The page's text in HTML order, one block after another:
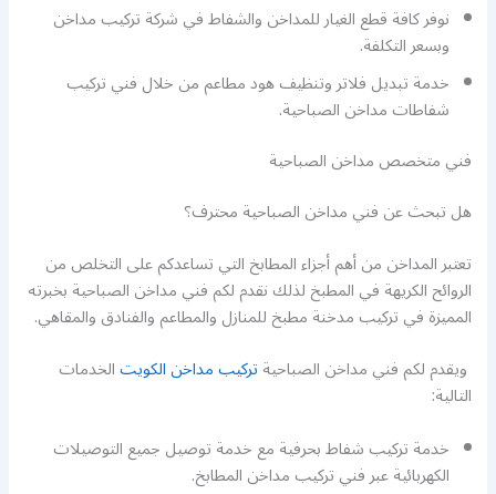
نوفر كافة قطع الغيار للمداخن والشفاط في شركة تركيب مداخن
وبسعر التكلفة.
خدمة تبديل فلاتر وتنظيف هود مطاعم من خلال فني تركيب
شفاطات مداخن الصباحية.
فني متخصص مداخن الصباحية
هل تبحث عن فني مداخن الصباحية محترف؟
تعتبر المداخن من أهم أجزاء المطابخ التي تساعدكم على التخلص من
الروائح الكريهة في المطبخ لذلك نقدم لكم فني مداخن الصباحية بخبرته
المميزة في تركيب مدخنة مطبخ للمنازل والمطاعم والفنادق والمقاهي.
ويقدم لكم فني مداخن الصباحيةتركيب مداخن الكويتالخدمات
التالية:
خدمة تركيب شفاط بحرفية مع خدمة توصيل جميع التوصيلات
الكهربائية عبر فني تركيب مداخن المطابخ.